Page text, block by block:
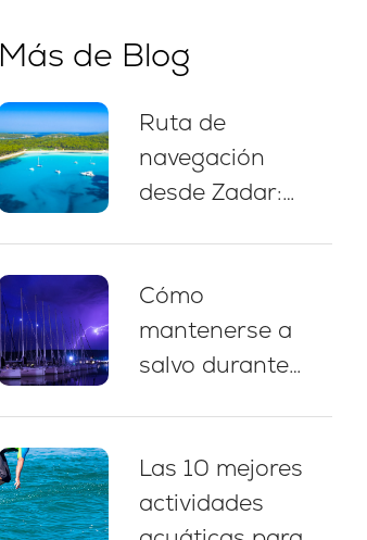
Más de Blog
Ruta de
navegación
desde Zadar:
náutico, paradas
para nadar y
consejos de
Cómo
mantenerse a
salvo durante
mientras navega
en Croacia: 5
Las 10 mejores
actividades